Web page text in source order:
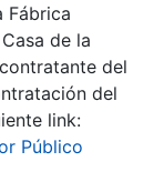
Fábrica
de la
del
del
link:
Público